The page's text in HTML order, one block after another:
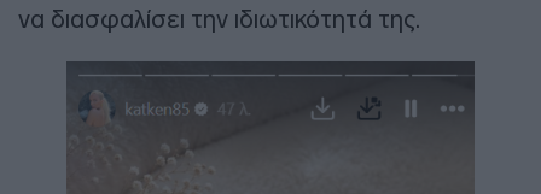
να διασφαλίσει την ιδιωτικότητά της.